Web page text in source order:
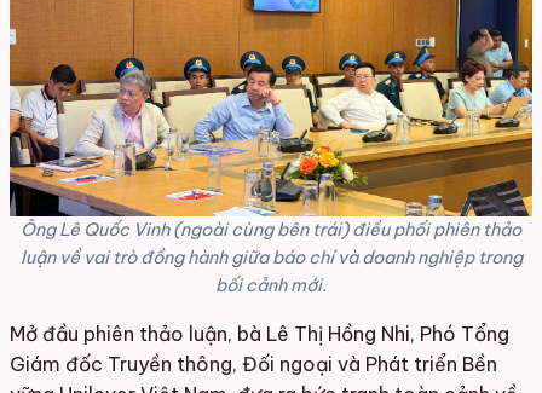
Ông Lê Quốc Vinh (ngoài cùng bên trái) điều phối phiên thảo
luận về vai trò đồng hành giữa báo chí và doanh nghiệp trong
bối cảnh mới.
Mở đầu phiên thảo luận, bà Lê Thị Hồng Nhi, Phó Tổng
Giám đốc Truyền thông, Đối ngoại và Phát triển Bền